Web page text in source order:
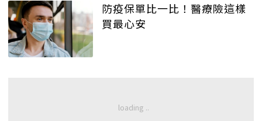
防疫保單比一比！醫療險這樣
買最心安